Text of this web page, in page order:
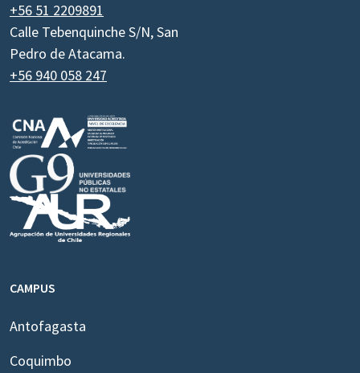
+56 51 2209891
Calle Tebenquinche S/N, San
Pedro de Atacama.
+56 940 058 247
CAMPUS
Antofagasta
Coquimbo